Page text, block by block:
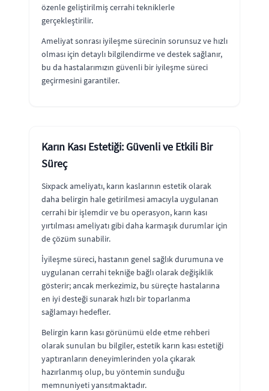
özenle geliştirilmiş cerrahi tekniklerle
gerçekleştirilir.
Ameliyat sonrası iyileşme sürecinin sorunsuz ve hızlı
olması için detaylı bilgilendirme ve destek sağlanır,
bu da hastalarımızın güvenli bir iyileşme süreci
geçirmesini garantiler.
Karın Kası Estetiği: Güvenli ve Etkili Bir
Süreç
Sixpack ameliyatı, karın kaslarının estetik olarak
daha belirgin hale getirilmesi amacıyla uygulanan
cerrahi bir işlemdir ve bu operasyon, karın kası
yırtılması ameliyatı gibi daha karmaşık durumlar için
de çözüm sunabilir.
İyileşme süreci, hastanın genel sağlık durumuna ve
uygulanan cerrahi tekniğe bağlı olarak değişiklik
gösterir; ancak merkezimiz, bu süreçte hastalarına
en iyi desteği sunarak hızlı bir toparlanma
sağlamayı hedefler.
Belirgin karın kası görünümü elde etme rehberi
olarak sunulan bu bilgiler, estetik karın kası estetiği
yaptıranların deneyimlerinden yola çıkarak
hazırlanmış olup, bu yöntemin sunduğu
memnuniyeti yansıtmaktadır.